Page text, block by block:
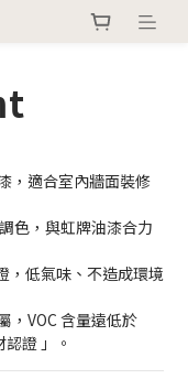
，適合室內牆面裝修
色，與虹牌油漆合力
，低氣味、不造成環境
，VOC 含量遠低於
證 」。